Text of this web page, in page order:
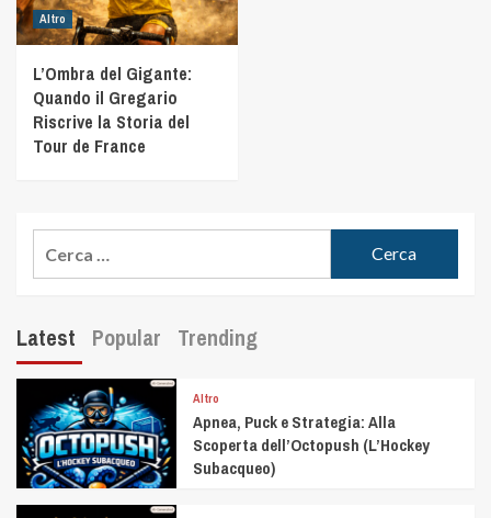
Altro
L’Ombra del Gigante:
Quando il Gregario
Riscrive la Storia del
Tour de France
Latest Popular Trending
Altro
Apnea, Puck e Strategia: Alla
Scoperta dell’Octopush (L’Hockey
Subacqueo)